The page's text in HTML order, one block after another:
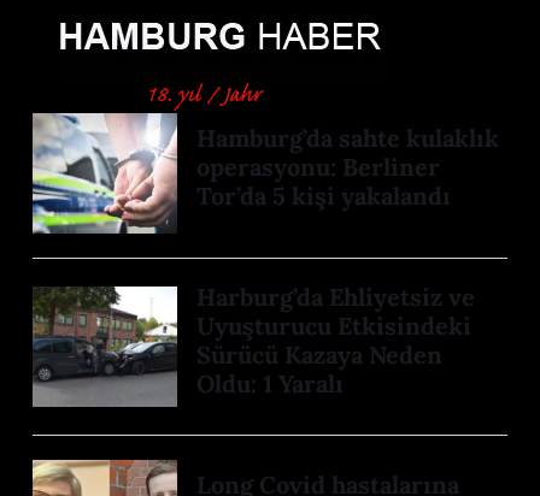
Hamburg’da sahte kulaklık
operasyonu: Berliner
Tor’da 5 kişi yakalandı
Harburg’da Ehliyetsiz ve
Uyuşturucu Etkisindeki
Sürücü Kazaya Neden
Oldu: 1 Yaralı
Long Covid hastalarına